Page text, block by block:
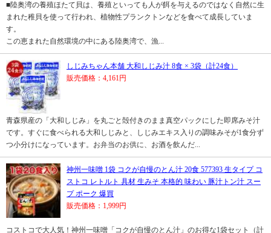
■陸奥湾の養殖ほたて貝は、養殖といっても人が餌を与えるのではなく自然に生
まれた稚貝を使って行われ、植物性プランクトンなどを食べて成長していま
す。
この恵まれた自然環境の中にある陸奥湾で、漁...
しじみちゃん本舗 大和しじみ汁 8食 × 3袋（計24食）
販売価格：4,161円
青森県産の「大和しじみ」を丸ごと殻付きのまま真空パックにした即席みそ汁
です。すぐに食べられる大和しじみと、しじみエキス入りの調味みそが1食分ず
つ小分けになっています。お弁当のお供に、お酒を飲んだ...
神州一味噌 1袋 コクが自慢のとん汁 20食 577393 生タイプ コ
ストコ レトルト 具材 生みそ 本格的 味わい 豚汁トン汁 スー
プ ポーク 爆買
販売価格：1,999円
コストコで大人気！神州一味噌「コクが自慢のとん汁」のお得な1袋セット（計